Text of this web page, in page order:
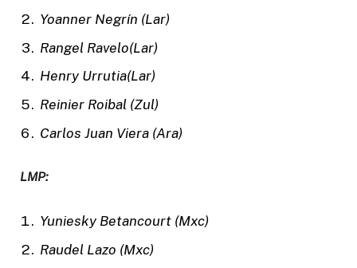
Yoanner Negrín (Lar)
Rangel Ravelo(Lar)
Henry Urrutia(Lar)
Reinier Roibal (Zul)
Carlos Juan Viera (Ara)
LMP:
Yuniesky Betancourt (Mxc)
Raudel Lazo (Mxc)